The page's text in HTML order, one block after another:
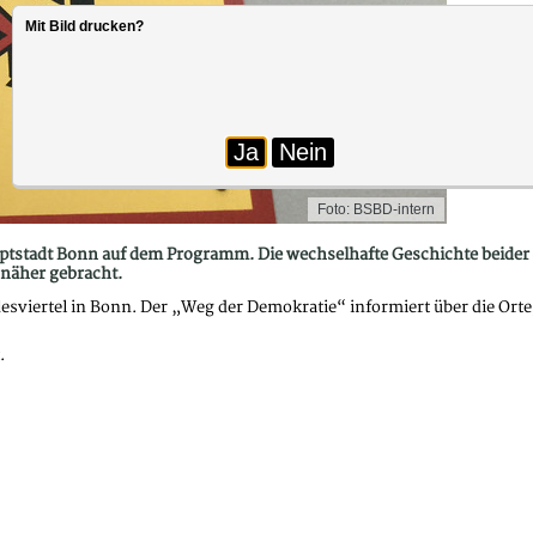
Foto: BSBD-intern
Bonn auf dem Programm. Die wechselhafte Geschichte
gebracht.
in Bonn. Der „Weg der Demokratie“ informiert über die
Mit Bild drucken?
Ja Nein